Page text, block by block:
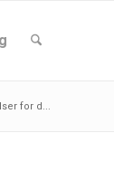
for d...